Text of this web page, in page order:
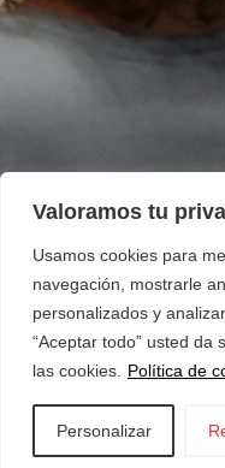
Valoramos tu
Usamos cookies para
navegación, mostrarle
personalizados y
“Aceptar todo” usted da
las cookies.
Política de
Personalizar